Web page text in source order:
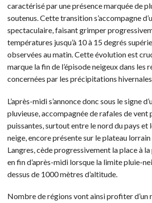
caractérisé par une présence marquée de
soutenus. Cette transition s’accompagne
spectaculaire, faisant grimper
températures jusqu’à 10 à 15 degrés
observées au matin. Cette évolution est
marque la fin de l’épisode neigeux dans les
concernées par les précipitations
L’après-midi s’annonce donc sous le signe
pluvieuse, accompagnée de rafales de vent
puissantes, surtout entre le nord du pays et
neige, encore présente sur le plateau
Langres, cède progressivement la place à
en fin d’après-midi lorsque la limite pluie-
dessus de 1000 mètres d’altitude.
Nombre de régions vont ainsi profiter d’un